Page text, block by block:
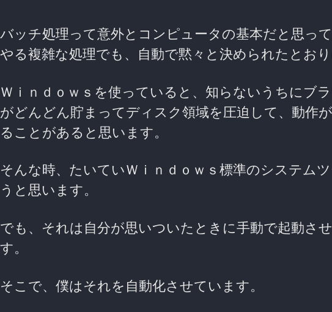
バッチ処理って意外とコンピュータの基本だと思っ
やる複雑な処理でも、自動で黙々と決められたとおり
Ｗｉｎｄｏｗｓを使っていると、知らないうちにブ
がどんどん貯まってディスク領域を圧迫して、動作
ることがあると思います。
そんな時、たいていＷｉｎｄｏｗｓ標準のシステム
うと思います。
でも、それは自分が思いついたときに手動で起動さ
す。
そこで、僕はそれを自動化させています。